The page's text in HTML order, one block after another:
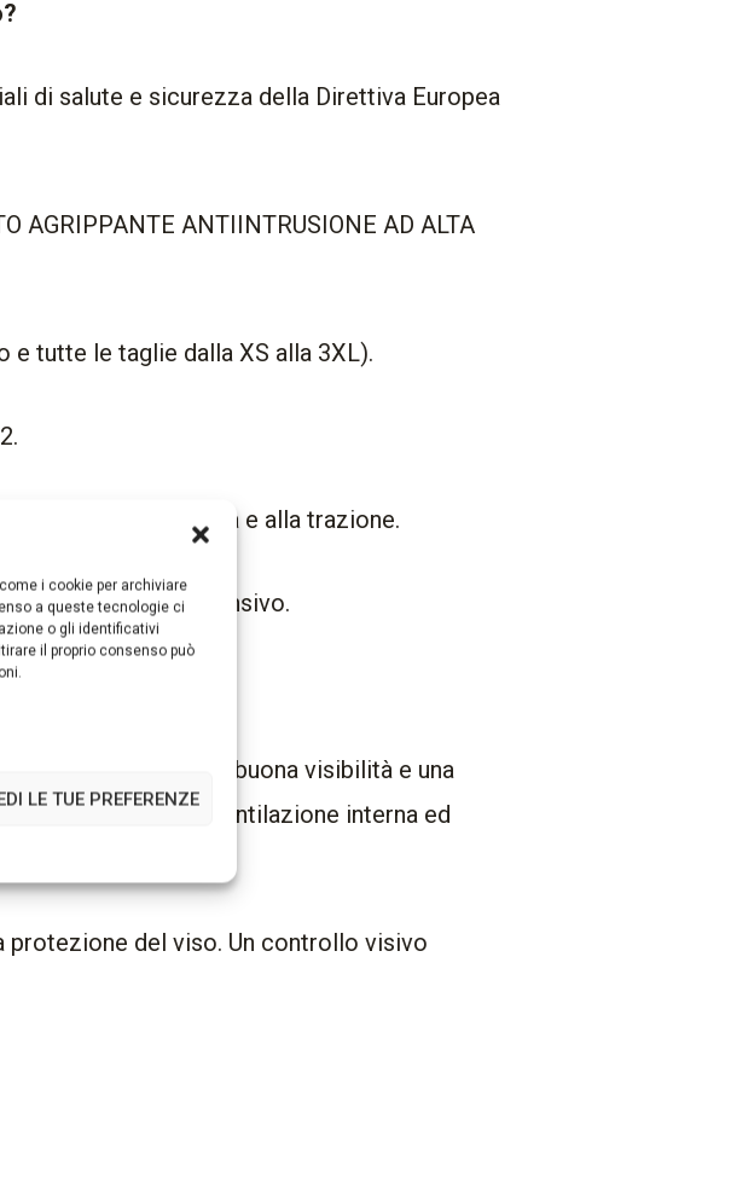
i cookie per archiviare
a queste tecnologie ci
o gli identificativi
il proprio consenso può
LE TUE PREFERENZE
di salute e sicurezza della Direttiva Europea
AGRIPPANTE ANTIINTRUSIONE AD ALTA
e tutte le taglie dalla XS alla 3XL).
resistente all’usura e alla trazione.
per un uso intensivo.
ottimale in estate.
efficace, una buona visibilità e una
una buona ventilazione interna ed
del viso. Un controllo visivo